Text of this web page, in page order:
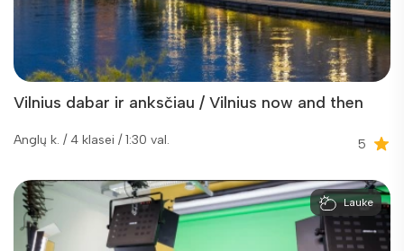
Vilnius dabar ir anksčiau / Vilnius now and then
Anglų k. / 4 klasei / 1:30 val. 5
Lauke